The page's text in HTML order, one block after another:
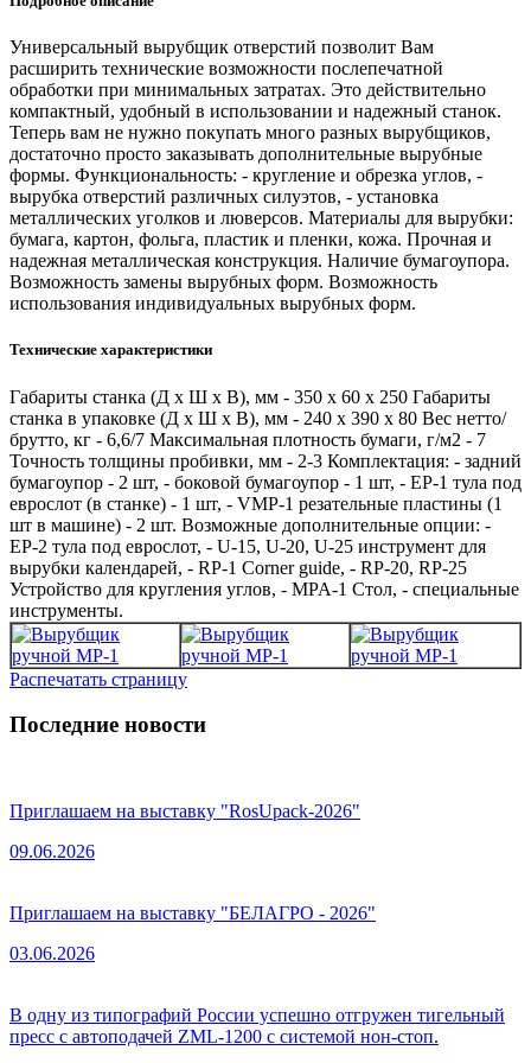
Универсальный вырубщик отверстий позволит Вам
расширить технические возможности послепечатной
обработки при минимальных затратах. Это действительно
компактный, удобный в использовании и надежный станок.
Теперь вам не нужно покупать много разных вырубщиков,
достаточно просто заказывать дополнительные вырубные
формы. Функциональность: - кругление и обрезка углов, -
вырубка отверстий различных силуэтов, - установка
металлических уголков и люверсов. Материалы для вырубки:
бумага, картон, фольга, пластик и пленки, кожа. Прочная и
надежная металлическая конструкция. Наличие бумагоупора.
Возможность замены вырубных форм. Возможность
использования индивидуальных вырубных форм.
Технические характеристики
Габариты станка (Д x Ш x В), мм - 350 x 60 x 250 Габариты
станка в упаковке (Д x Ш x В), мм - 240 x 390 x 80 Вес нетто/
брутто, кг - 6,6/7 Максимальная плотность бумаги, г/м2 - 7
Точность толщины пробивки, мм - 2-3 Комплектация: - задний
бумагоупор - 2 шт, - боковой бумагоупор - 1 шт, - EP-1 тула под
еврослот (в станке) - 1 шт, - VMP-1 резательные пластины (1
шт в машине) - 2 шт. Возможные дополнительные опции: -
EP-2 тула под еврослот, - U-15, U-20, U-25 инструмент для
вырубки календарей, - RP-1 Corner guide, - RP-20, RP-25
Устройство для кругления углов, - MPA-1 Стол, - специальные
инструменты.
Распечатать страницу
Последние новости
Приглашаем на выставку "RosUpack-2026"
09.06.2026
Приглашаем на выставку "БЕЛАГРО - 2026"
03.06.2026
В одну из типографий России успешно отгружен тигельный
пресс с автоподачей ZML-1200 с системой нон-стоп.